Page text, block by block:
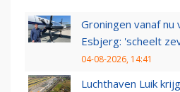
Groningen vanaf
Esbjerg: 'scheelt
04-08-2026, 14:41
Luchthaven Luik